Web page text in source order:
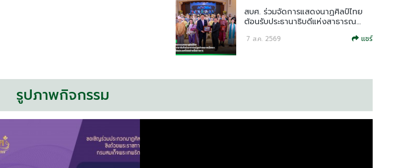
สบศ. ร่วมจัดการแสดงนาฏศิลป์ไทย
ต้อนรับประธานาธิบดีแห่งสาธารณ...
7 ส.ค. 2569 แชร์
รูปภาพกิจกรรม